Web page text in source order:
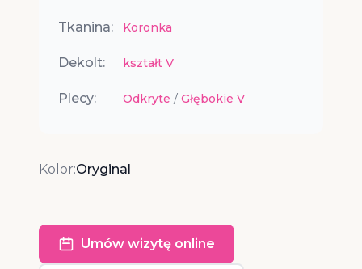
Tkanina: Koronka
Dekolt: kształt V
Plecy: Odkryte / Głębokie V
Kolor:Oryginal
Umów wizytę online